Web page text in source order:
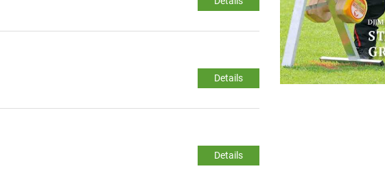
Details
Details